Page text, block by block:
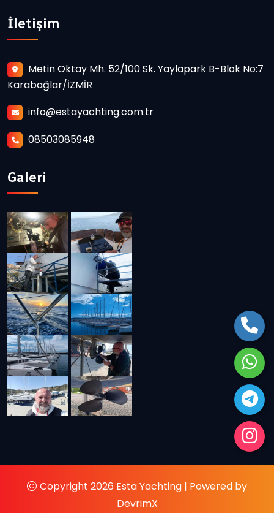
İletişim
Metin Oktay Mh. 52/100 Sk. Yaylapark B-Blok No:7
Karabağlar/İZMİR
info@estayachting.com.tr
08503085948
Galeri
Copyright 2026 Esta Yachting | Powered by
DevrimX